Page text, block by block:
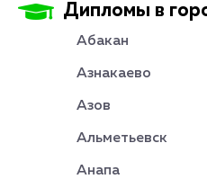
Дипломы в
Абакан
Азнакаево
Азов
Альметьевск
Анапа